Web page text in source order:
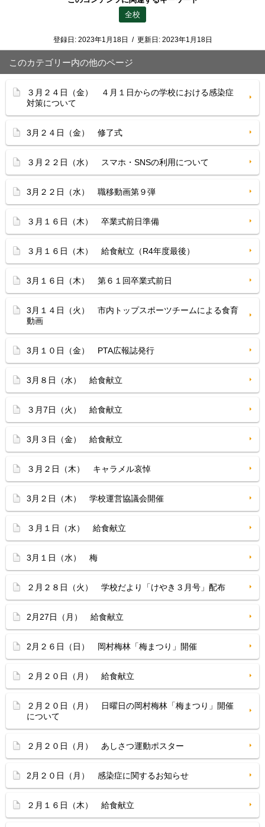
全校
登録日: 2023年1月18日 / 更新日: 2023年1月18日
このカテゴリー内の他のページ
３月２４日（金） ４月１日からの学校における感染症
対策について
3月２４日（金） 修了式
３月２２日（水） スマホ・SNSの利用について
3月２２日（水） 職移動画第９弾
３月１６日（木） 卒業式前日準備
３月１６日（木） 給食献立（R4年度最後）
3月１６日（木） 第６１回卒業式前日
3月１４日（火） 市内トップスポーツチームによる食育
動画
3月１０日（金） PTA広報誌発行
3月８日（水） 給食献立
３月7日（火） 給食献立
3月３日（金） 給食献立
３月２日（木） キャラメル哀悼
3月２日（木） 学校運営協議会開催
３月１日（水） 給食献立
3月１日（水） 梅
２月２８日（火） 学校だより「けやき３月号」配布
2月27日（月） 給食献立
2月２６日（日） 岡村梅林「梅まつり」開催
２月２０日（月） 給食献立
２月２０日（月） 日曜日の岡村梅林「梅まつり」開催
について
２月２０日（月） あしさつ運動ポスター
2月２０日（月） 感染症に関するお知らせ
２月１６日（木） 給食献立